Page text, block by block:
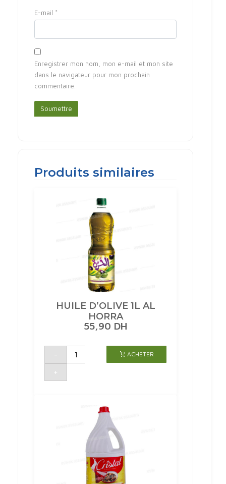
E-mail *
Enregistrer mon nom, mon e-mail et mon site
dans le navigateur pour mon prochain
commentaire.
Produits similaires
HUILE D’OLIVE 1L AL
HORRA
55,90 DH
-
quantité
HUILE
AL
+
ACHETER